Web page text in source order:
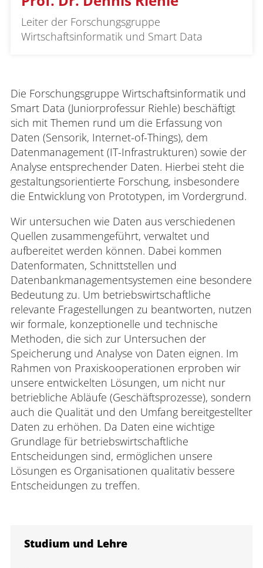
Leiter der Forschungsgruppe
Wirtschaftsinformatik und Smart Data
Die Forschungsgruppe Wirtschaftsinformatik und
Smart Data (Juniorprofessur Riehle) beschäftigt
sich mit Themen rund um die Erfassung von
Daten (Sensorik, Internet-of-Things), dem
Datenmanagement (IT-Infrastrukturen) sowie der
Analyse entsprechender Daten. Hierbei steht die
gestaltungsorientierte Forschung, insbesondere
die Entwicklung von Prototypen, im Vordergrund.
Wir untersuchen wie Daten aus verschiedenen
Quellen zusammengeführt, verwaltet und
aufbereitet werden können. Dabei kommen
Datenformaten, Schnittstellen und
Datenbankmanagementsystemen eine besondere
Bedeutung zu. Um betriebswirtschaftliche
relevante Fragestellungen zu beantworten, nutzen
wir formale, konzeptionelle und technische
Methoden, die sich zur Untersuchen der
Speicherung und Analyse von Daten eignen. Im
Rahmen von Praxiskooperationen erproben wir
unsere entwickelten Lösungen, um nicht nur
betriebliche Abläufe (Geschäftsprozesse), sondern
auch die Qualität und den Umfang bereitgestellter
Daten zu erhöhen. Da Daten eine wichtige
Grundlage für betriebswirtschaftliche
Entscheidungen sind, ermöglichen unsere
Lösungen es Organisationen qualitativ bessere
Entscheidungen zu treffen.
Studium und Lehre